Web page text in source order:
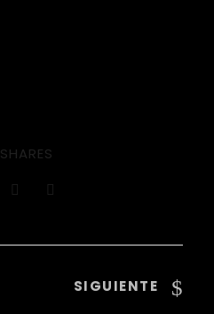
SHARES
SIGUIENTE